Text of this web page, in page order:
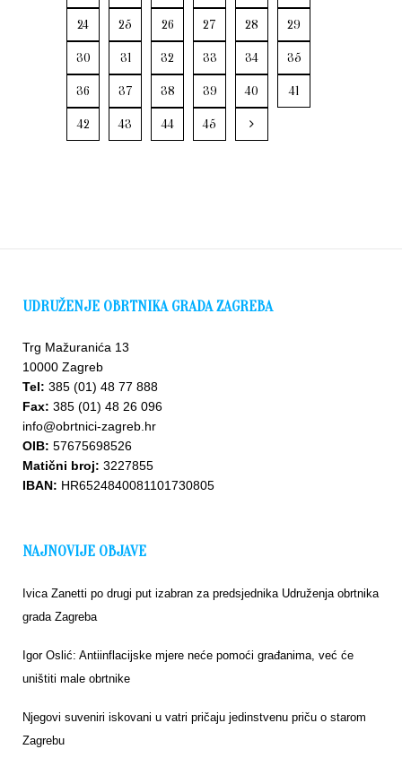
24 25 26 27 28 29
30 31 32 33 34 35
36 37 38 39 40 41
42 43 44 45
UDRUŽENJE OBRTNIKA GRADA ZAGREBA
Trg Mažuranića 13
10000 Zagreb
Tel: 385 (01) 48 77 888
Fax: 385 (01) 48 26 096
info@obrtnici-zagreb.hr
OIB: 57675698526
Matični broj: 3227855
IBAN: HR6524840081101730805
NAJNOVIJE OBJAVE
Ivica Zanetti po drugi put izabran za predsjednika Udruženja obrtnika
grada Zagreba
Igor Oslić: Antiinflacijske mjere neće pomoći građanima, već će
uništiti male obrtnike
Njegovi suveniri iskovani u vatri pričaju jedinstvenu priču o starom
Zagrebu